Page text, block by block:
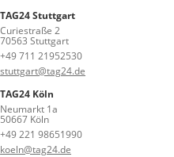
TAG24 Stuttgart
Curiestraße 2
70563 Stuttgart
+49 711 21952530
stuttgart@tag24.de
TAG24 Köln
Neumarkt 1a
50667 Köln
+49 221 98651990
koeln@tag24.de